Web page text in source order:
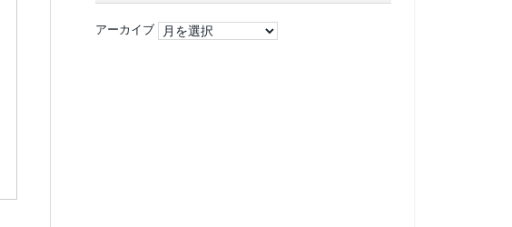
アーカイブ